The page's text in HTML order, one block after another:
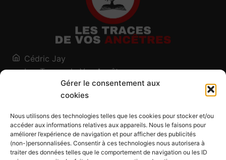
Gérer le consentement aux
cookies
Nous utilisons des technologies telles que les cookies pour stocker et/ou
accéder aux informations relatives aux appareils. Nous le faisons pour
améliorer l’expérience de navigation et pour afficher des publicités
(non-)personnalisées. Consentir à ces technologies nous autorisera à
traiter des données telles que le comportement de navigation ou les ID
Cédric Jay
Les Traces de Vos Ancêtres
120, chemin des Salines
73200 Albertville - Savoie
Blog
Outils généalogiques
Contact